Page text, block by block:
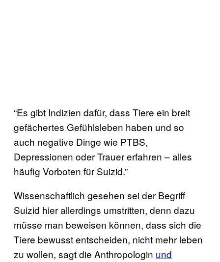
“Es gibt Indizien dafür, dass Tiere ein breit
gefächertes Gefühlsleben haben und so
auch negative Dinge wie PTBS,
Depressionen oder Trauer erfahren – alles
häufig Vorboten für Suizid.”
Wissenschaftlich gesehen sei der Begriff
Suizid hier allerdings umstritten, denn dazu
müsse man beweisen können, dass sich die
Tiere bewusst entscheiden, nicht mehr leben
zu wollen, sagt die Anthropologin und